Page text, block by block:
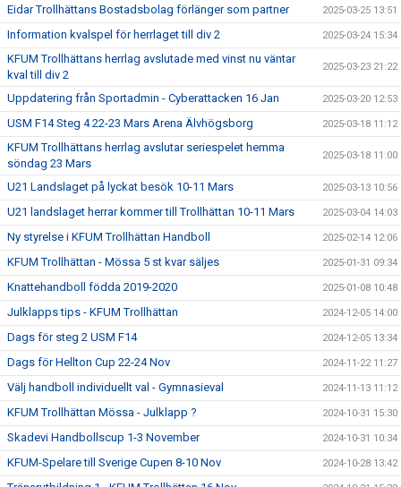
Eidar Trollhättans Bostadsbolag förlänger som partner 2025-03-25 13:51
Information kvalspel för herrlaget till div 2 2025-03-24 15:34
KFUM Trollhättans herrlag avslutade med vinst nu väntar
kval till div 2
2025-03-23 21:22
Uppdatering från Sportadmin - Cyberattacken 16 Jan 2025-03-20 12:53
USM F14 Steg 4 22-23 Mars Arena Älvhögsborg 2025-03-18 11:12
KFUM Trollhättans herrlag avslutar seriespelet hemma
söndag 23 Mars
2025-03-18 11:00
U21 Landslaget på lyckat besök 10-11 Mars 2025-03-13 10:56
U21 landslaget herrar kommer till Trollhättan 10-11 Mars 2025-03-04 14:03
Ny styrelse i KFUM Trollhättan Handboll 2025-02-14 12:06
KFUM Trollhättan - Mössa 5 st kvar säljes 2025-01-31 09:34
Knattehandboll födda 2019-2020 2025-01-08 10:48
Julklapps tips - KFUM Trollhättan 2024-12-05 14:00
Dags för steg 2 USM F14 2024-12-05 13:34
Dags för Hellton Cup 22-24 Nov 2024-11-22 11:27
Välj handboll individuellt val - Gymnasieval 2024-11-13 11:12
KFUM Trollhättan Mössa - Julklapp ? 2024-10-31 15:30
Skadevi Handbollscup 1-3 November 2024-10-31 10:34
KFUM-Spelare till Sverige Cupen 8-10 Nov 2024-10-28 13:42